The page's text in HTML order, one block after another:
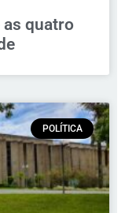
as quatro
POLÍTICA